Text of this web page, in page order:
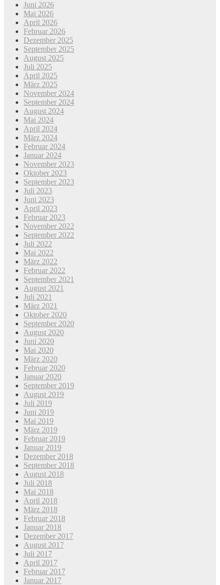
Juni 2026
Mai 2026
April 2026
Februar 2026
Dezember 2025
September 2025
August 2025
Juli 2025
April 2025
März 2025
November 2024
September 2024
August 2024
Mai 2024
April 2024
März 2024
Februar 2024
Januar 2024
November 2023
Oktober 2023
September 2023
Juli 2023
Juni 2023
April 2023
Februar 2023
November 2022
September 2022
Juli 2022
Mai 2022
März 2022
Februar 2022
September 2021
August 2021
Juli 2021
März 2021
Oktober 2020
September 2020
August 2020
Juni 2020
Mai 2020
März 2020
Februar 2020
Januar 2020
September 2019
August 2019
Juli 2019
Juni 2019
Mai 2019
März 2019
Februar 2019
Januar 2019
Dezember 2018
September 2018
August 2018
Juli 2018
Mai 2018
April 2018
März 2018
Februar 2018
Januar 2018
Dezember 2017
August 2017
Juli 2017
April 2017
Februar 2017
Januar 2017